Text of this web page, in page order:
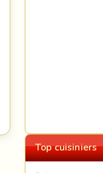
Top cuisiniers